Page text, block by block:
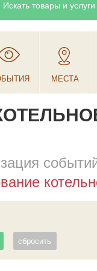
Искать товары и услуги
МЕСТА